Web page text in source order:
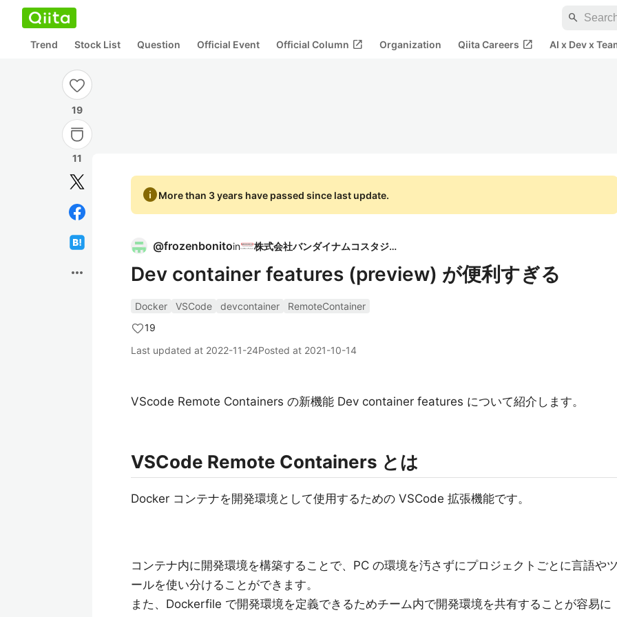
search
Trend Stock List Question Official Event Official Column open_in_new Organization Qiita Careers open_in_new AI x Dev x
19
11
more_horiz
infoMore than 3 years have passed since last update.
@frozenbonitoin 株式会社バンダイナムコスタジオ
Dev container features (preview) が便利すぎる
Docker VSCode devcontainer
RemoteContainer
19
Last updated at 2022-11-24Posted at 2021-10-14
VScode Remote Containers の新機能 Dev container features について紹介します。
VSCode Remote Containers とは
Docker コンテナを開発環境として使用するための VSCode 拡張機能です。
コンテナ内に開発環境を構築することで、PC の環境を汚さずにプロジェクトごとに言語や
ールを使い分けることができます。
また、Dockerfile で開発環境を定義できるためチーム内で開発環境を共有することが容易に